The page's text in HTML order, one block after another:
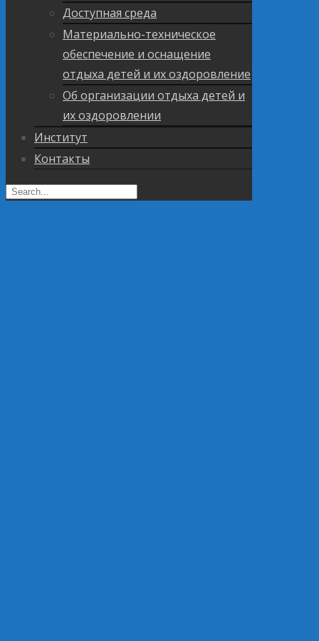
Доступная среда
Материально-техническое
обеспечение и оснащение
отдыха детей и их оздоровление
Об организации отдыха детей и
их оздоровлении
Институт
Контакты